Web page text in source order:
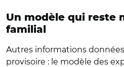
Un modèle qui reste
familial
Autres informations
provisoire : le modèle des